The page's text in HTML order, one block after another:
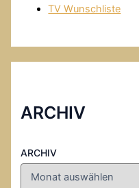
TV Wunschliste
ARCHIV
ARCHIV